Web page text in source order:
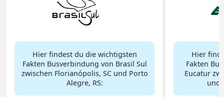
Hier findest du die wichtigsten
Fakten Busverbindung von Brasil Sul
zwischen Florianópolis, SC und Porto
Alegre, RS:
Hier
Fakten
Eucatur
und